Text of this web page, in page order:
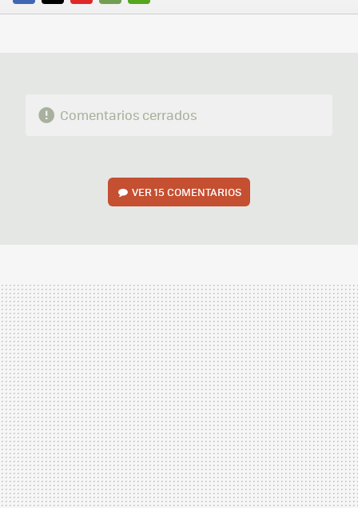
FACEBOOK
TWITTERFLIPBOARD
E-
WHATSAPP
Comentarios cerrados
VER15 COMENTARIOS